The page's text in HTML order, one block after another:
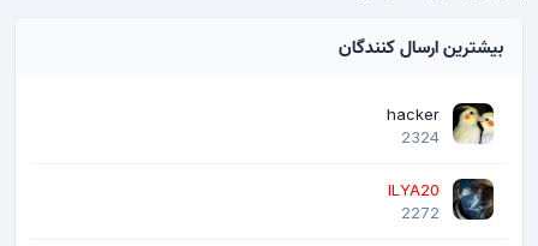
بیشترین ارسال کنندگان
hacker
2324
ILYA20
2272